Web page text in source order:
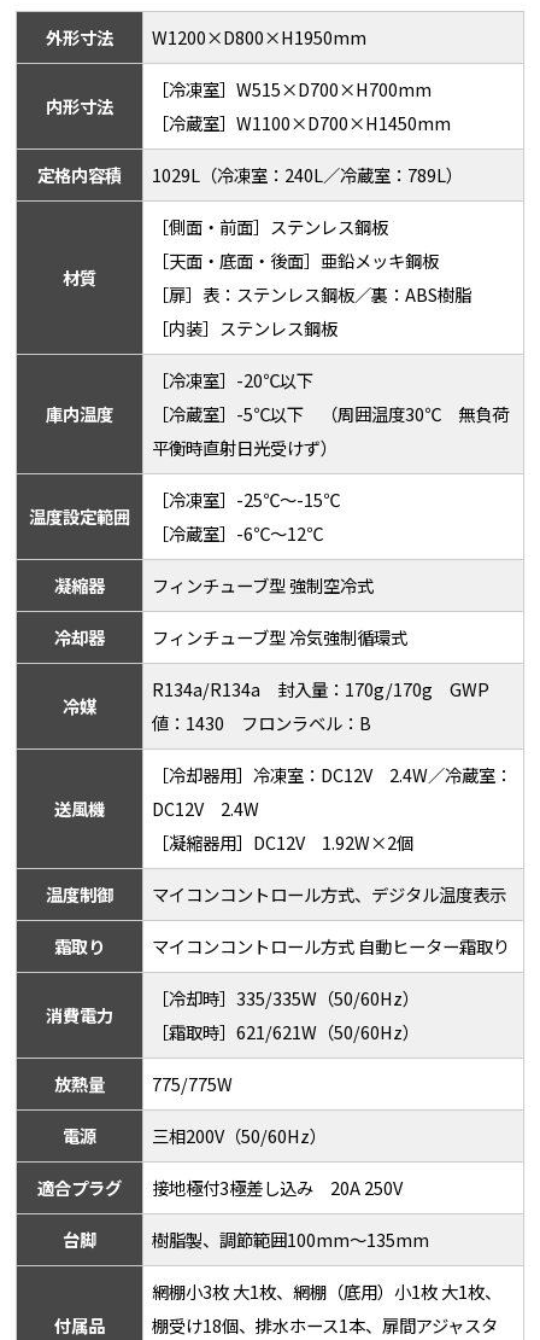
外形寸法 W1200×D800×H1950mm
内形寸法
［冷凍室］W515×D700×H700mm
［冷蔵室］W1100×D700×H1450mm
定格内容積 1029L（冷凍室：240L／冷蔵室：789L）
材質
［側面・前面］ステンレス鋼板
［天面・底面・後面］亜鉛メッキ鋼板
［扉］表：ステンレス鋼板／裏：ABS樹脂
［内装］ステンレス鋼板
庫内温度
［冷凍室］-20℃以下
［冷蔵室］-5℃以下 （周囲温度30℃ 無負荷
平衡時直射日光受けず）
温度設定範囲
［冷凍室］-25℃～-15℃
［冷蔵室］-6℃～12℃
凝縮器 フィンチューブ型 強制空冷式
冷却器 フィンチューブ型 冷気強制循環式
冷媒
R134a/R134a 封入量：170g/170g GWP
値：1430 フロンラベル：B
送風機
［冷却器用］冷凍室：DC12V 2.4W／冷蔵室：
DC12V 2.4W
［凝縮器用］DC12V 1.92W×2個
温度制御 マイコンコントロール方式、デジタル温度表示
霜取り マイコンコントロール方式 自動ヒーター霜取り
消費電力
［冷却時］335/335W（50/60Hz）
［霜取時］621/621W（50/60Hz）
放熱量 775/775W
電源 三相200V（50/60Hz）
適合プラグ 接地極付3極差し込み 20A 250V
台脚 樹脂製、調節範囲100mm～135mm
付属品
網棚小3枚 大1枚、網棚（底用）小1枚 大1枚、
棚受け18個、排水ホース1本、扉間アジャスタ